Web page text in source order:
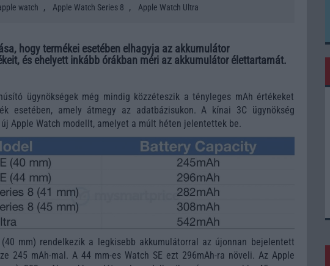
watch , Apple Watch Series 8 , Apple Watch Ultra
hogy termékei esetében elhagyja az akkumulátor
és ehelyett inkább órákban méri az akkumulátor élettartamát.
ügynökségek még mindig közzéteszik a tényleges mAh értékeket
esetében, amely átmegy az adatbázisukon. A kínai 3C ügynökség
Apple Watch modellt, amelyet a múlt héten jelentettek be.
(40 mm) rendelkezik a legkisebb akkumulátorral az újonnan bejelentett
245 mAh-mal. A 44 mm-es Watch SE ezt 296mAh-ra növeli. Az Apple